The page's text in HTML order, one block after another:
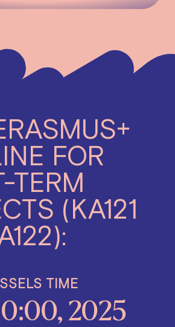
FOR
TERM
(KA121
TIME
2025